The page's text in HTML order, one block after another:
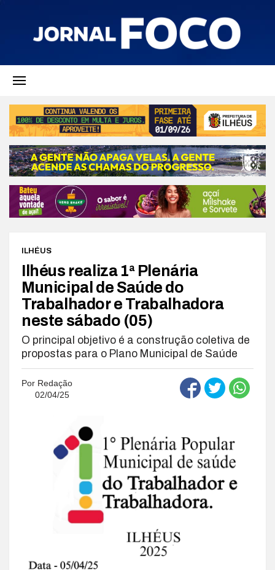
ILHÉUS
Ilhéus realiza 1ª Plenária
Municipal de Saúde do
Trabalhador e Trabalhadora
neste sábado (05)
O principal objetivo é a construção coletiva de
propostas para o Plano Municipal de Saúde
Por Redação
02/04/25